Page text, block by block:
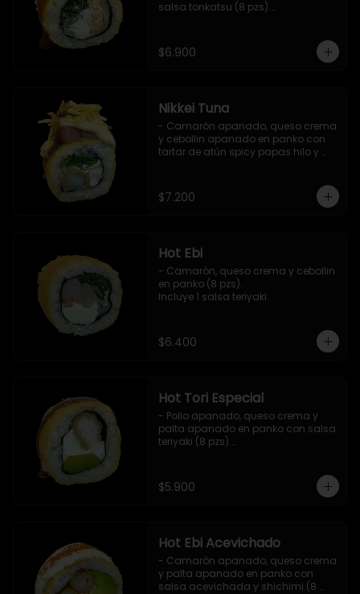
salsa tonkatsu (8 pzs).
$6.900
Nikkei Tuna
- Camarón apanado, queso crema
y cebollin apanado en panko con
tartar de atún spicy papas hilo y
$7.200
Hot Ebi
- Camarón, queso crema y cebollin
en panko (8 pzs).
Incluye 1 salsa teriyaki.
$6.400
Hot Tori Especial
- Pollo apanado, queso crema y
palta apanado en panko con salsa
teriyaki (8 pzs).
$5.900
Hot Ebi Acevichado
- Camarón apanado, queso crema
y palta apanado en panko con
salsa acevichada y shichimi (8